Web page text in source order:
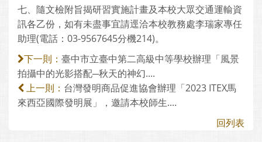
七、隨文檢附旨揭研習實施計畫及本校大眾交通運輸資
訊各乙份，如有未盡事宜請逕洽本校教務處李瑞家專任
助理(電話：03-9567645分機214)。
下一則： 臺中市立臺中第二高級中等學校辦理「風景
拍攝中的光影搭配─秋天的神幻....
上一則： 台灣發明商品促進協會辦理「2023 ITEX馬
來西亞國際發明展」，邀請本校師生....
回列表